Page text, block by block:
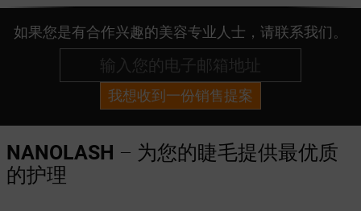
如果您是有合作兴趣的美容专业人士，请联系我们。
我想收到一份销售提案
NANOLASH – 为您的睫毛提供最优质
的护理